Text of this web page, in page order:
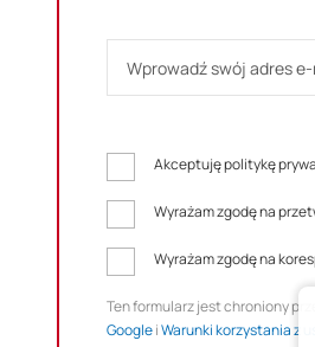
Akceptuję politykę
Wyrażam zgodę na
Wyrażam zgodę na
Ten formularz jest chroniony
GoogleiWarunki korzystania z